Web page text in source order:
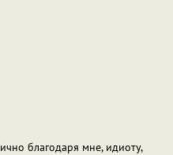
благодаря мне, идиоту,